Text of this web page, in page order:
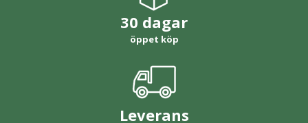
30 dagar
öppet köp
Leverans